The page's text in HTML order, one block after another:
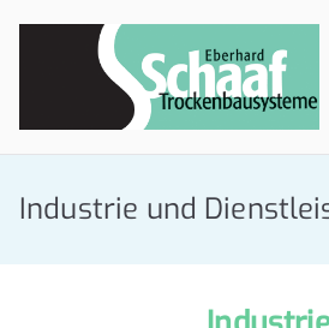
Industrie und